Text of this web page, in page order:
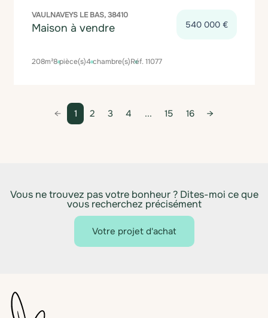
VAULNAVEYS LE BAS, 38410
Maison à vendre 540 000 €
208m²8 pièce(s)4 chambre(s)Réf. 11077
1 2 3 4 ... 15 16
Vous ne trouvez pas votre bonheur ? Dites-moi ce que
vous recherchez précisément
Votre projet d'achat